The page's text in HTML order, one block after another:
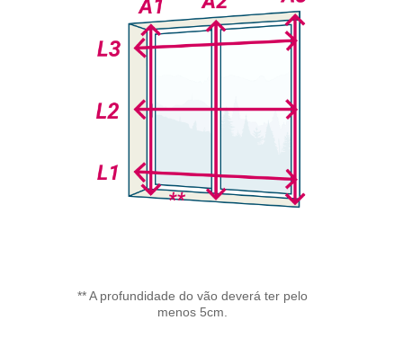
** A profundidade do vão deverá ter pelo
menos 5cm.